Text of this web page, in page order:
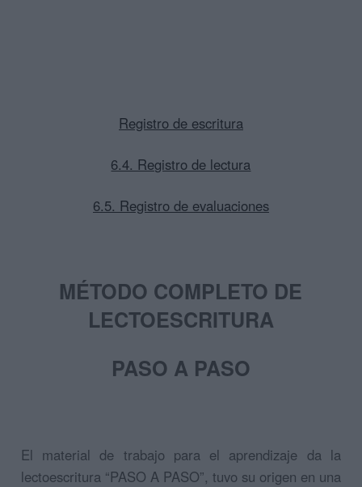
Registro de escritura
6.4. Registro de lectura
6.5. Registro de evaluaciones
MÉTODO COMPLETO DE
LECTOESCRITURA
PASO A PASO
El material de trabajo para el aprendizaje da la
lectoescritura “PASO A PASO”, tuvo su origen en una